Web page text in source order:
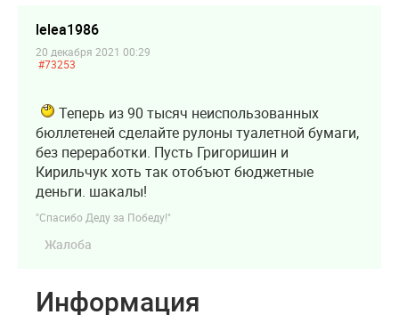
lelea1986
20 декабря 2021 00:29
#73253
Теперь из 90 тысяч неиспользованных
бюллетеней сделайте рулоны туалетной бумаги,
без переработки. Пусть Григоришин и
Кирильчук хоть так отобъют бюджетные
деньги. шакалы!
"Спасибо Деду за Победу!"
Жалоба
Информация